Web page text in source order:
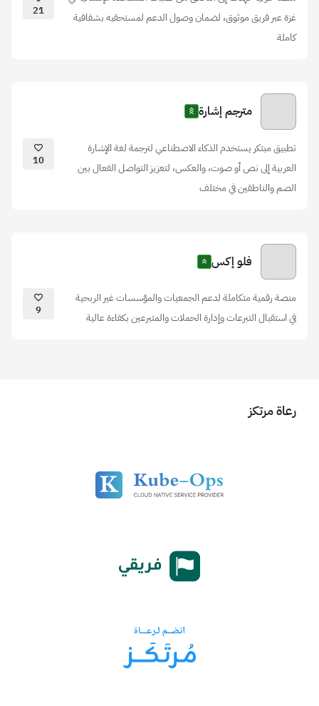
غزة عبر فريق موثوق، لضمان وصول الدعم لمستحقيه بشفافية
كاملة
21
مترجم إشارة
تطبيق مبتكر يستخدم الذكاء الاصطناعي لترجمة لغة الإشارة
العربية إلى نص أو صوت، والعكس، لتعزيز التواصل الفعال بين
الصم والناطقين في مختلف
10
فلو إكس
منصة رقمية متكاملة لدعم الجمعيات والمؤسسات غير الربحية
في استقبال التبرعات وإدارة الحملات والمتبرعين بكفاءة عالية
9
رعاة مرتكز